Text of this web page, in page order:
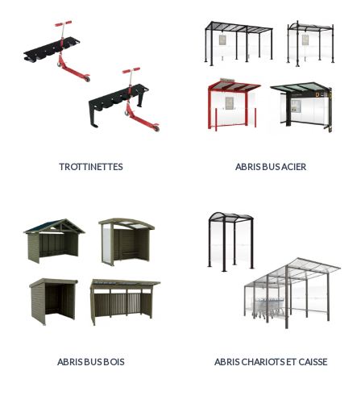
TROTTINETTES ABRIS BUS ACIER
ABRIS BUS BOIS ABRIS CHARIOTS ET CAISSE